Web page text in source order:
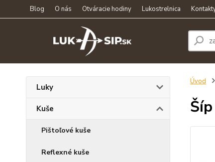
Blog O nás Otváracie hodiny Lukostrelnica
Luky
Kuše
Pištoľové kuše
Reflexné kuše
Úvod